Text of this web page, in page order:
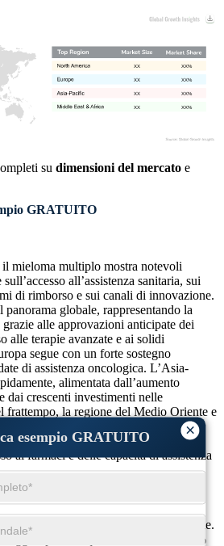
×
esempio GRATUITO
XX%
XX
XX%
XX
XX%
XX
XX%
XX
su dimensioni del mercato e
GRATUITO
mieloma multiplo mostra notevoli
all’assistenza sanitaria, sui
di rimborso e sui canali di innovazione.
globale, rappresentando la
alle approvazioni anticipate dei
alle terapie avanzate e ai solidi
segue con un forte sostegno
di assistenza oncologica. L’Asia-
alimentata dall’aumento
dai crescenti investimenti nelle
frattempo, la regione del Medio Oriente e
guadagnando slancio, con le
che svolgono un ruolo cruciale
ai farmaci e delle capacità di assistenza
il 38% della quota di mercato globale.
parte di questo, con oltre il 70%